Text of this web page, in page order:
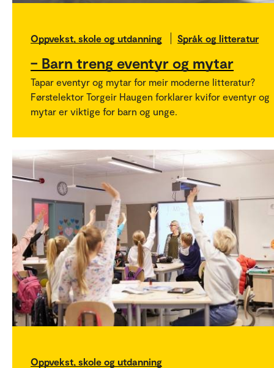
Oppvekst, skole og utdanning Språk og litteratur
– Barn treng eventyr og mytar
Tapar eventyr og mytar for meir moderne litteratur?
Førstelektor Torgeir Haugen forklarer kvifor eventyr og
mytar er viktige for barn og unge.
Oppvekst, skole og utdanning